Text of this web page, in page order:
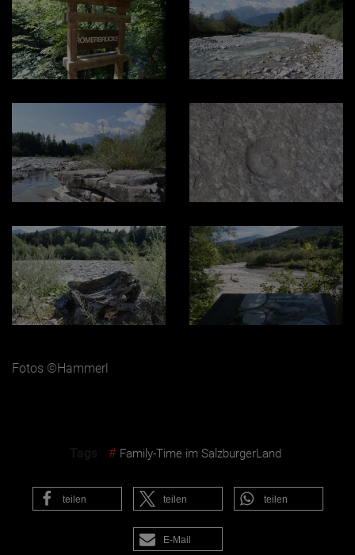
Fotos ©Hammerl
# Family-Time im SalzburgerLand
teilen teilen teilen
E-Mail